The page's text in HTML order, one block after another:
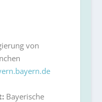
von
Bayerische